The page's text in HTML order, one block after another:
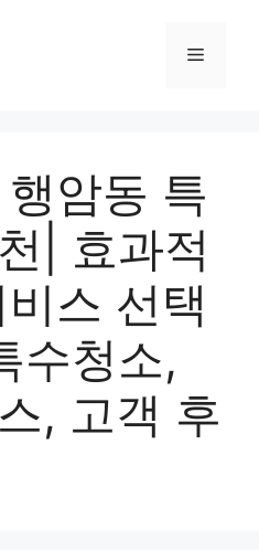
Menu
암동 특
| 효과적
스 선택
수청소,
, 고객 후